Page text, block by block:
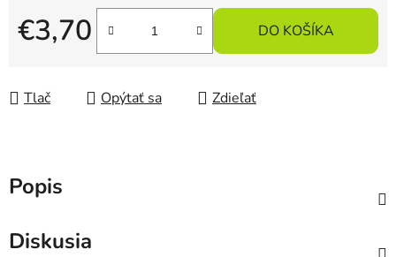
€3,70
Jednotková cena:
DO KOŠÍKA
Tlač Opýtať sa Zdieľať
Popis
Diskusia